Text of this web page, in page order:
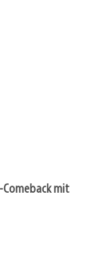
Comeback mit